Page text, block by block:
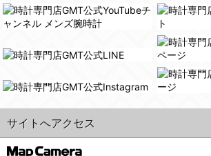
サイトへアクセス